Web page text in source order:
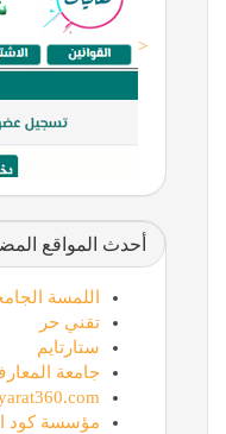
<
أحدث المواقع
اللمسة
تقني حر
ستارتايم
جامعة
مؤسسة كود